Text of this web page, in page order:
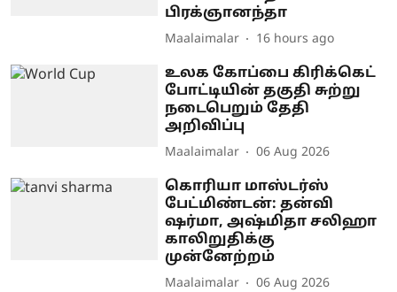
பிரக்ஞானந்தா
Maalaimalar 16 hours ago
உலக கோப்பை கிரிக்கெட்
போட்டியின் தகுதி சுற்று
நடைபெறும் தேதி
அறிவிப்பு
Maalaimalar 06 Aug 2026
கொரியா மாஸ்டர்ஸ்
பேட்மிண்டன்: தன்வி
ஷர்மா, அஷ்மிதா சலிஹா
காலிறுதிக்கு
முன்னேற்றம்
Maalaimalar 06 Aug 2026